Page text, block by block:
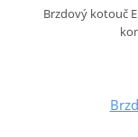
Brzdový kotouč